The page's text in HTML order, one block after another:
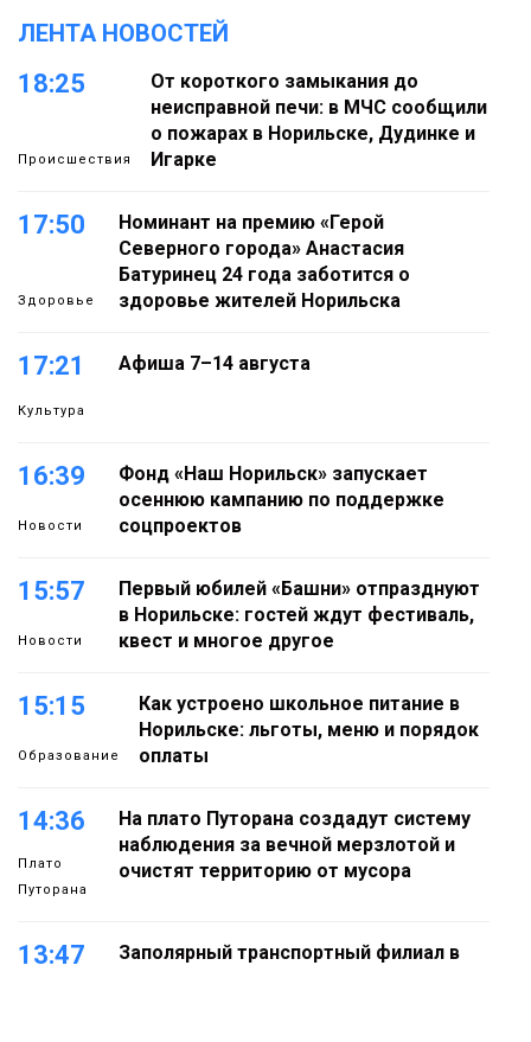
ЛЕНТА НОВОСТЕЙ
18:25
Происшествия
От короткого замыкания до
неисправной печи: в МЧС сообщили
о пожарах в Норильске, Дудинке и
Игарке
17:50
Здоровье
Номинант на премию «Герой
Северного города» Анастасия
Батуринец 24 года заботится о
здоровье жителей Норильска
17:21
Культура
Афиша 7–14 августа
16:39
Новости
Фонд «Наш Норильск» запускает
осеннюю кампанию по поддержке
соцпроектов
15:57
Новости
Первый юбилей «Башни» отпразднуют
в Норильске: гостей ждут фестиваль,
квест и многое другое
15:15
Образование
Как устроено школьное питание в
Норильске: льготы, меню и порядок
оплаты
14:36
Плато
Путорана
На плато Путорана создадут систему
наблюдения за вечной мерзлотой и
очистят территорию от мусора
13:47
Заполярный транспортный филиал в